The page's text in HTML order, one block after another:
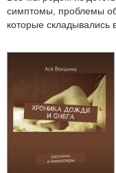
симптомы, проблемы
которые складывались